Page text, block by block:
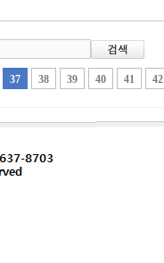
37 38 39 40 41 42